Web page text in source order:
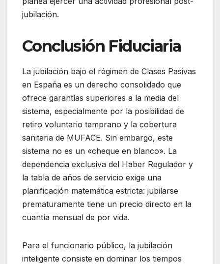
jubilación.
Conclusión Fiduciaria
La jubilación bajo el régimen de Clases Pasivas
en España es un derecho consolidado que
ofrece garantías superiores a la media del
sistema, especialmente por la posibilidad de
retiro voluntario temprano y la cobertura
sanitaria de MUFACE. Sin embargo, este
sistema no es un «cheque en blanco». La
dependencia exclusiva del Haber Regulador y
la tabla de años de servicio exige una
planificación matemática estricta: jubilarse
prematuramente tiene un precio directo en la
cuantía mensual de por vida.
Para el funcionario público, la jubilación
inteligente consiste en dominar los tiempos